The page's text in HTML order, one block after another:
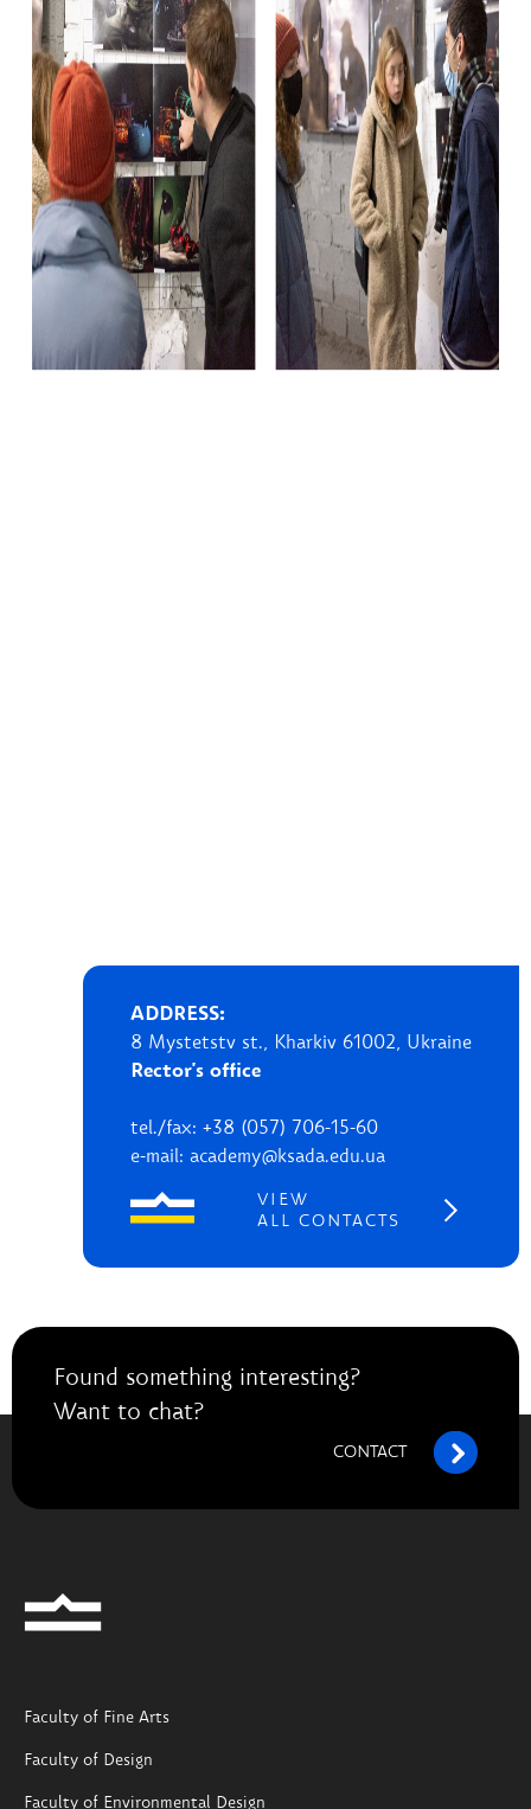
ADDRESS:
8 Mystetstv st., Kharkiv 61002, Ukraine
Rector's office
tel./fax: +38 (057) 706-15-60
e-mail: academy@ksada.edu.ua
VIEW
ALL CONTACTS
Found something interesting?
Want to chat?
CONTACT
Faculty of Fine Arts
Faculty of Design
Faculty of Environmental Design